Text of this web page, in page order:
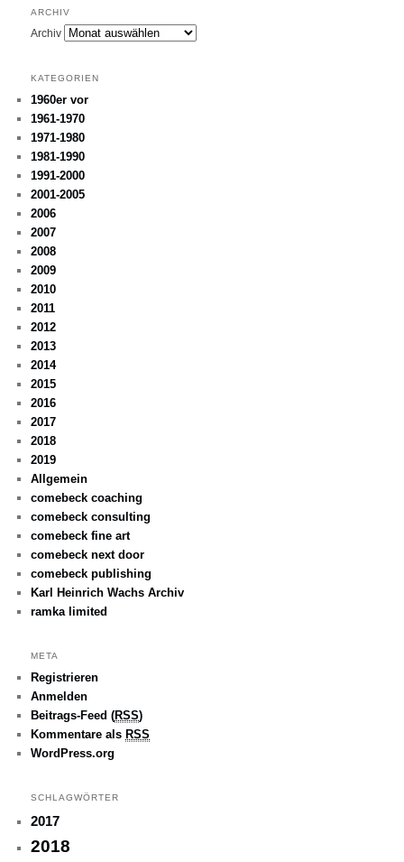
ARCHIV
Archiv
KATEGORIEN
1960er vor
1961-1970
1971-1980
1981-1990
1991-2000
2001-2005
2006
2007
2008
2009
2010
2011
2012
2013
2014
2015
2016
2017
2018
2019
Allgemein
comebeck coaching
comebeck consulting
comebeck fine art
comebeck next door
comebeck publishing
Karl Heinrich Wachs Archiv
ramka limited
META
Registrieren
Anmelden
Beitrags-Feed (RSS)
Kommentare als RSS
WordPress.org
SCHLAGWÖRTER
2017
2018